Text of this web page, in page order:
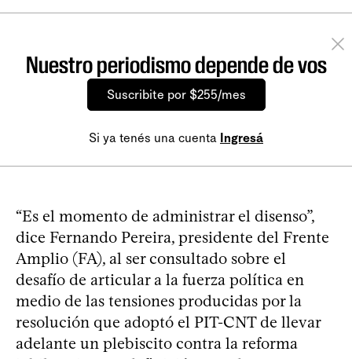
Nuestro periodismo depende de vos
Suscribite por $255/mes
Si ya tenés una cuenta Ingresá
“Es el momento de administrar el disenso”,
dice Fernando Pereira, presidente del Frente
Amplio (FA), al ser consultado sobre el
desafío de articular a la fuerza política en
medio de las tensiones producidas por la
resolución que adoptó el PIT-CNT de llevar
adelante un plebiscito contra la reforma